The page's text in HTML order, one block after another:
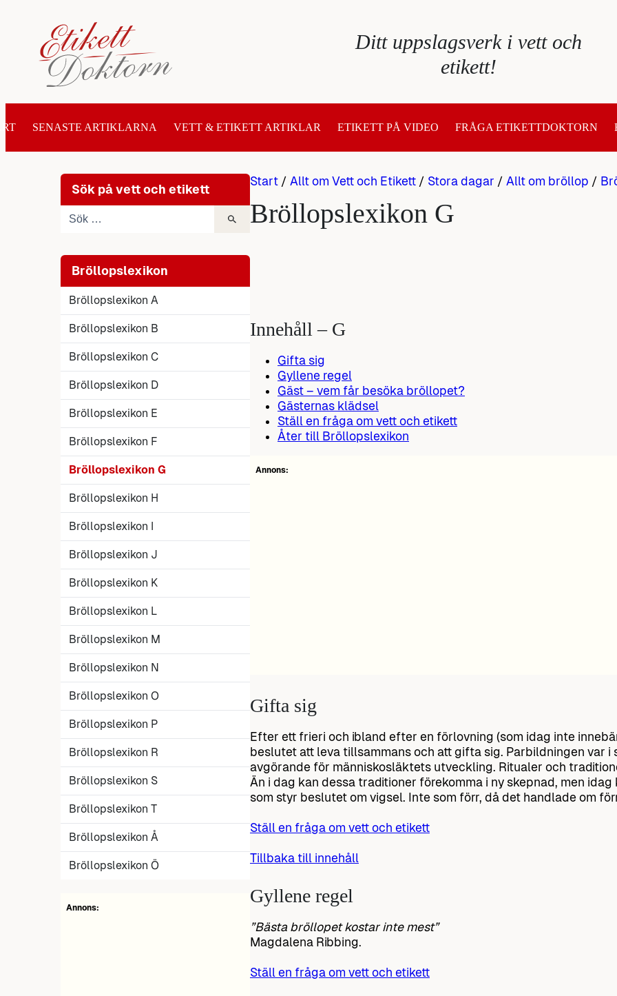
innehåll
Ditt uppslagsverk i vett och
etikett!
SENASTE ARTIKLARNA VETT & ETIKETT ARTIKLAR ETIKETT PÅ VIDEO FRÅGA ETIKETTDOKTORN
Sök på vett och etikett
Bröllopslexikon
Bröllopslexikon A
Bröllopslexikon B
Bröllopslexikon C
Bröllopslexikon D
Bröllopslexikon E
Bröllopslexikon F
Bröllopslexikon G
Bröllopslexikon H
Bröllopslexikon I
Bröllopslexikon J
Bröllopslexikon K
Bröllopslexikon L
Bröllopslexikon M
Bröllopslexikon N
Bröllopslexikon O
Bröllopslexikon P
Bröllopslexikon R
Bröllopslexikon S
Bröllopslexikon T
Bröllopslexikon Å
Bröllopslexikon Ö
Annons:
Start / Allt om Vett och Etikett / Stora dagar / Allt om bröllop /
Bröllopslexikon G
Innehåll – G
Gifta sig
Gyllene regel
Gäst – vem får besöka bröllopet?
Gästernas klädsel
Ställ en fråga om vett och etikett
Åter till Bröllopslexikon
Annons:
Gifta sig
Efter ett frieri och ibland efter en förlovning (som idag inte
beslutet att leva tillsammans och att gifta sig. Parbildningen var
avgörande för människosläktets utveckling. Ritualer och
Än i dag kan dessa traditioner förekomma i ny skepnad, men
som styr beslutet om vigsel. Inte som förr, då det handlade om
Ställ en fråga om vett och etikett
Tillbaka till innehåll
Gyllene regel
”Bästa bröllopet kostar inte mest”
Magdalena Ribbing.
Ställ en fråga om vett och etikett